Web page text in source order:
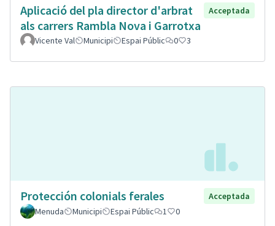
Aplicació del pla director d'arbrat
als carrers Rambla Nova i Garrotxa
Acceptada
Vicente Val Municipi Espai Públic 0 3
Protección colonials ferales
Acceptada
Menuda
Municipi Espai Públic 1 0